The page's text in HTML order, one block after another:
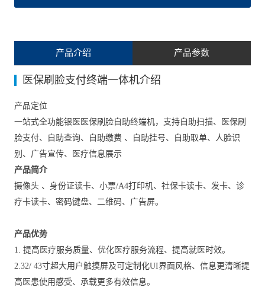
产品介绍 产品参数
医保刷脸支付终端一体机介绍
产品定位
一站式全功能银医医保刷脸自助终端机，支持自助扫描、医保刷
脸支付、自助查询、自助缴费 、自助挂号、自助取单、人脸识
别、广告宣传、医疗信息展示
产品简介
摄像头 、身份证读卡、小票/A4打印机、社保卡读卡、发卡、诊
疗卡读卡、密码键盘、二维码、广告屏。
产品优势
1. 提高医疗服务质量、优化医疗服务流程、提高就医时效。
2.32/ 43寸超大用户触摸屏及可定制化UI界面风格、信息更清晰提
高医患使用感受、承载更多有效信息。